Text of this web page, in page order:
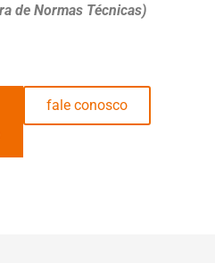
de Normas Técnicas)
fale conosco